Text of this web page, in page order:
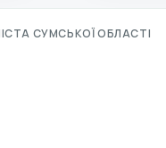
СУМСЬКОЇ ОБЛАСТІ